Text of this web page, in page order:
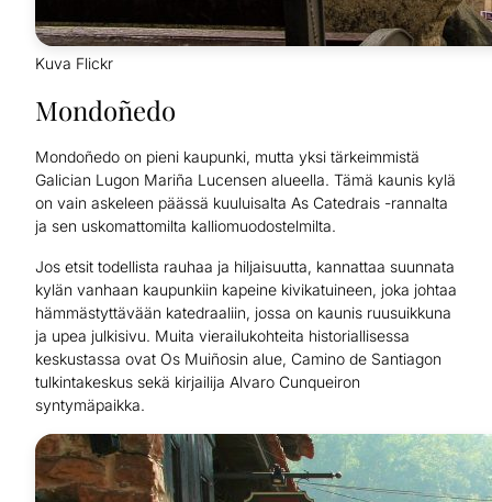
Kuva Flickr
Mondoñedo
Mondoñedo on pieni kaupunki, mutta yksi tärkeimmistä
Galician Lugon Mariña Lucensen alueella. Tämä kaunis kylä
on vain askeleen päässä kuuluisalta As Catedrais -rannalta
ja sen uskomattomilta kalliomuodostelmilta.
Jos etsit todellista rauhaa ja hiljaisuutta, kannattaa suunnata
kylän vanhaan kaupunkiin kapeine kivikatuineen, joka johtaa
hämmästyttävään katedraaliin, jossa on kaunis ruusuikkuna
ja upea julkisivu. Muita vierailukohteita historiallisessa
keskustassa ovat Os Muiñosin alue, Camino de Santiagon
tulkintakeskus sekä kirjailija Alvaro Cunqueiron
syntymäpaikka.